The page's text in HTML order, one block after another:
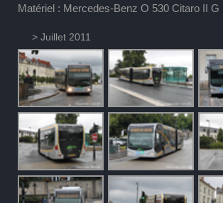
Matériel : Mercedes-Benz O 530 Citaro II G
> Juillet 2011